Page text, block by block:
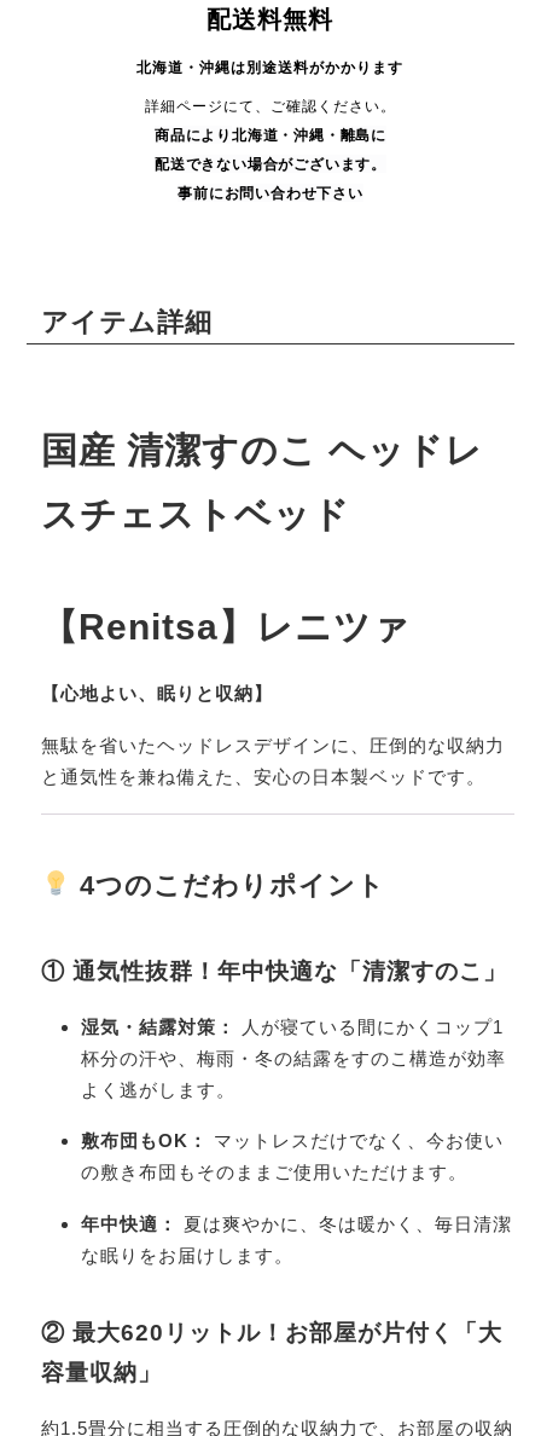
配送料無料
北海道・沖縄は別途送料がかかります
詳細ページにて、ご確認ください。
商品により 北海道・沖縄・ 離島に
配送できない場合がございます。
事前にお問い合わせ下さい
アイテム詳細
国産 清潔すのこ ヘッドレ
スチェストベッド
【Renitsa】レニツァ
【心地よい、眠りと収納】
無駄を省いたヘッドレスデザインに、圧倒的な収納力
と通気性を兼ね備えた、安心の日本製ベッドです。
4つのこだわりポイント
① 通気性抜群！年中快適な「清潔すのこ」
湿気・結露対策：
人が寝ている間にかくコップ1
杯分の汗や、梅雨・冬の結露をすのこ構造が効率
よく逃がします。
敷布団もOK：
マットレスだけでなく、今お使い
の敷き布団もそのままご使用いただけます。
年中快適：
夏は爽やかに、冬は暖かく、毎日清潔
な眠りをお届けします。
② 最大620リットル！お部屋が片付く「大
容量収納」
約1.5畳分に相当する圧倒的な収納力で、お部屋の収納